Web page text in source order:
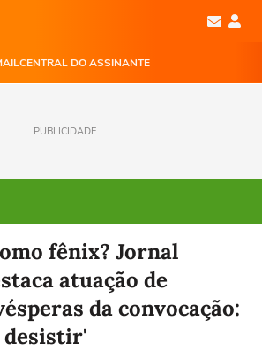
CENTRAL DO ASSINANTE
PUBLICIDADE
fênix? Jornal
atuação de
da convocação:
desistir'